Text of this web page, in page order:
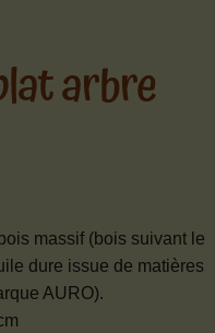
arbre
massif (bois suivant le
dure issue de matières
AURO).